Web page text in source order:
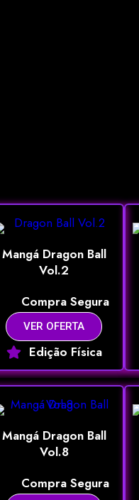
Mangá Dragon Ball
Vol.2
Compra Segura
VER OFERTA
Edição Física
Mangá Dragon Ball
Vol.8
Compra Segura